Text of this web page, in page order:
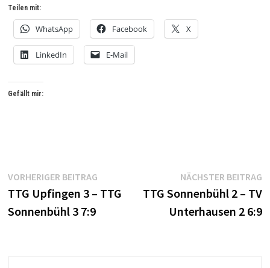
Teilen mit:
WhatsApp Facebook X
LinkedIn E-Mail
Gefällt mir:
Beitrags-
Navigation
VORHERIGER BEITRAGVorheriger
Beitrag:
TTG Upfingen 3 – TTG
Sonnenbühl 3 7:9
NÄCHSTER BEITRAG
TTG Sonnenbühl 2 – TV
Unterhausen 2 6:9